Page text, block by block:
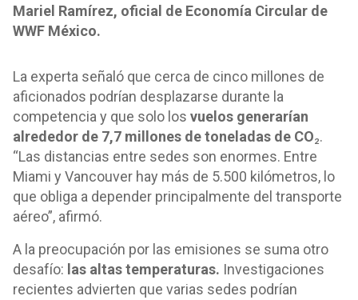
Mariel Ramírez, oficial de Economía Circular de
WWF México.
La experta señaló que cerca de cinco millones de
aficionados podrían desplazarse durante la
competencia y que solo los vuelos generarían
alrededor de 7,7 millones de toneladas de CO₂.
“Las distancias entre sedes son enormes. Entre
Miami y Vancouver hay más de 5.500 kilómetros, lo
que obliga a depender principalmente del transporte
aéreo”, afirmó.
A la preocupación por las emisiones se suma otro
desafío: las altas temperaturas. Investigaciones
recientes advierten que varias sedes podrían